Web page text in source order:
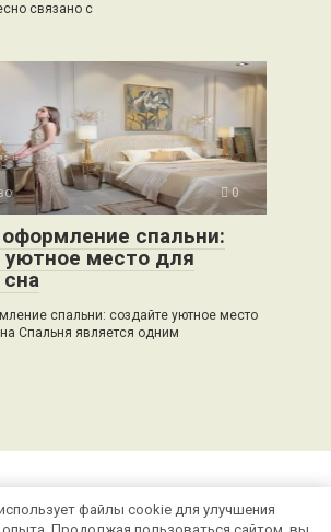
связано с
0
спальни:
уютное место для
спальни: создайте уютное место
Спальня является одним
файлы cookie для улучшения